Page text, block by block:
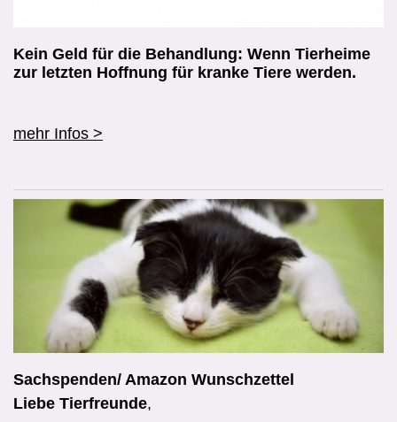
Kein Geld für die Behandlung: Wenn Tierheime
zur letzten Hoffnung für kranke Tiere werden.
mehr Infos >
Sachspenden/ Amazon Wunschzettel
Liebe Tierfreunde,